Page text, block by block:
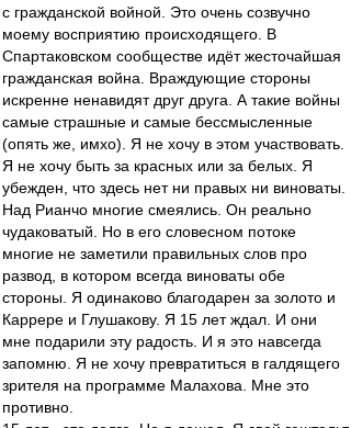
с гражданской войной. Это очень созвучно
моему восприятию происходящего. В
Спартаковском сообществе идёт жесточайшая
гражданская война. Враждующие стороны
искренне ненавидят друг друга. А такие войны
самые страшные и самые бессмысленные
(опять же, имхо). Я не хочу в этом участвовать.
Я не хочу быть за красных или за белых. Я
убежден, что здесь нет ни правых ни виноваты.
Над Рианчо многие смеялись. Он реально
чудаковатый. Но в его словесном потоке
многие не заметили правильных слов про
развод, в котором всегда виноваты обе
стороны. Я одинаково благодарен за золото и
Каррере и Глушакову. Я 15 лет ждал. И они
мне подарили эту радость. И я это навсегда
запомню. Я не хочу превратиться в галдящего
зрителя на программе Малахова. Мне это
противно.